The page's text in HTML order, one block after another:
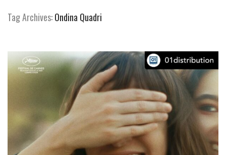
Tag Archives:Ondina Quadri